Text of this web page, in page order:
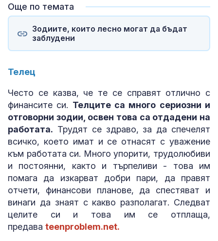
Още по темата
Зодиите, които лесно могат да бъдат
заблудени
Телец
Често се казва, че те се справят отлично с
финансите си. Телците са много сериозни и
отговорни зодии, освен това са отдадени на
работата. Трудят се здраво, за да спечелят
всичко, което имат и се отнасят с уважение
към работата си. Много упорити, трудолюбиви
и постоянни, както и търпеливи - това им
помага да изкарват добри пари, да правят
отчети, финансови планове, да спестяват и
винаги да знаят с какво разполагат. Следват
целите си и това им се отплаща,
предава teenproblem.net.